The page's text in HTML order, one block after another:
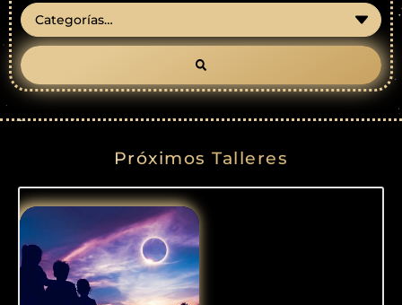
Próximos Talleres